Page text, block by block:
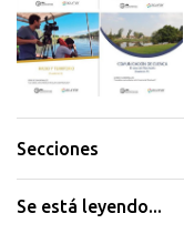
Secciones
Se está leyendo...